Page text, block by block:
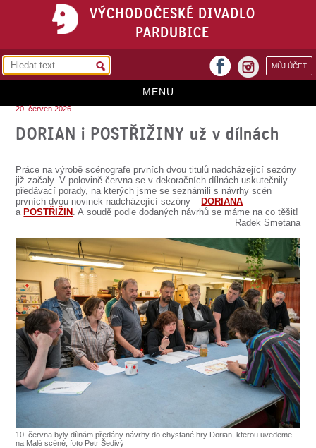
VÝCHODOČESKÉ DIVADLO
PARDUBICE
MŮJ ÚČET
facebook
MENU
REPERTOÁR
VSTUPENKY
KONTAKTY
O DIVADLE
SOUBOR
DÁLE NABÍZÍME
20. červen 2026
DORIAN i POSTŘIŽINY už v dílnách
Práce na výrobě scénografe prvních dvou titulů nadcházející sezóny
již začaly. V polovině června se v dekoračních dílnách uskutečnily
předávací porady, na kterých jsme se seznámili s návrhy scén
prvních dvou novinek nadcházející sezóny – DORIANA
a POSTŘIŽIN . A soudě podle dodaných návrhů se máme na co těšit!
Radek Smetana
10. června byly dílnám předány návrhy do chystané hry Dorian, kterou uvedeme
na Malé scéně, foto Petr Šedivý